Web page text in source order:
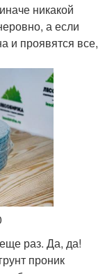
никакой
а если
и проявятся все,
раз. Да, да!
проник